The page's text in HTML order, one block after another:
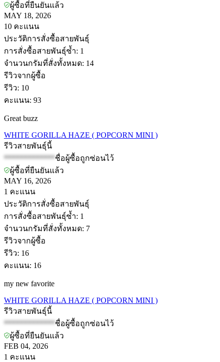
ผู้ซื้อที่ยืนยันแล้ว
MAY 18, 2026
10 คะแนน
ประวัติการสั่งซื้อสายพันธุ์
การสั่งซื้อสายพันธุ์ซ้ำ: 1
จำนวนกรัมที่สั่งทั้งหมด: 14
รีวิวจากผู้ซื้อ
รีวิว: 10
คะแนน: 93
Great buzz
WHITE GORILLA HAZE ( POPCORN MINI )
รีวิวสายพันธุ์นี้
*************ชื่อผู้ซื้อถูกซ่อนไว้
ผู้ซื้อที่ยืนยันแล้ว
MAY 16, 2026
1 คะแนน
ประวัติการสั่งซื้อสายพันธุ์
การสั่งซื้อสายพันธุ์ซ้ำ: 1
จำนวนกรัมที่สั่งทั้งหมด: 7
รีวิวจากผู้ซื้อ
รีวิว: 16
คะแนน: 16
my new favorite
WHITE GORILLA HAZE ( POPCORN MINI )
รีวิวสายพันธุ์นี้
*************ชื่อผู้ซื้อถูกซ่อนไว้
ผู้ซื้อที่ยืนยันแล้ว
FEB 04, 2026
1 คะแนน